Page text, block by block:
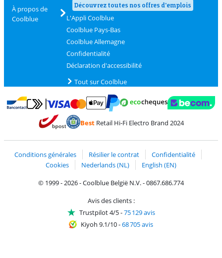
À propos de
Coolblue
Découvrez toutes nos offres d'emplois
L'Appli Coolblue
Coolblue Pays-Bas
Coolblue Allemagne
Confidentialité
Déclaration d'accessibilité
Tout sur Coolblue
Payer avec Bancontact
Payer avec MasterCard et Visa via ClickToPay
Payer avec PayPal
BestRetail Hi-Fi Electro Brand 2024
Conditions générales Résilier le contrat
Confidentialité
Cookies
Nederlands (NL)
English (EN)
© 1999 - 2026 - Coolblue België N.V. - 0867.686.774
Avis des clients :
Trustpilot 4/5-75 129 avis
Kiyoh 9.1/10-68 705 avis